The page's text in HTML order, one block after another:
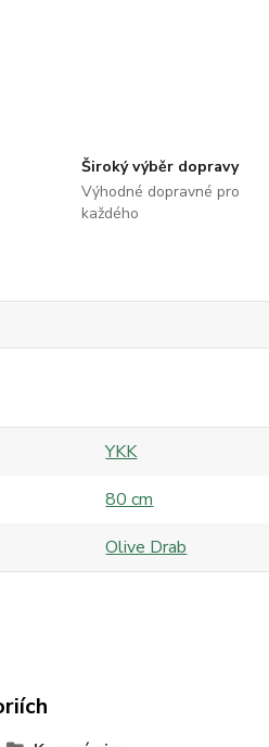
Široký výběr dopravy
Výhodné dopravné pro
každého
YKK
80 cm
Olive Drab